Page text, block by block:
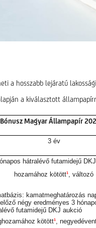
a hosszabb lejáratú
a kiválasztott
Bónusz Magyar Állampapír
3 év
hátralévő futamidejű
hozamához kötött1, változó
kamatmeghatározás
négy eredményes 3
futamidejű DKJ aukció
kötött1,